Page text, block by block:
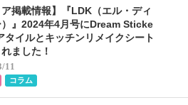
ア掲載情報】『LDK（エル・ディ
）』2024年4月号にDream Sticke
タイルとキッチンリメイクシート
ました！
11
コラム